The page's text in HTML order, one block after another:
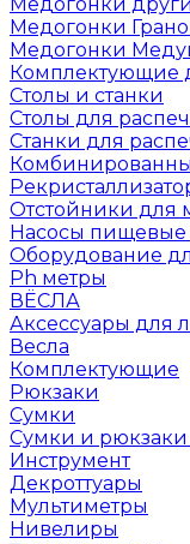
Медогонки
Медогонки
Комплектующие
Столы и станки
Столы для
Станки для
Отстойники для
Насосы пищевые
Оборудование
Ph метры
ВЁСЛА
Аксессуары для
Весла
Комплектующие
Рюкзаки
Сумки
Сумки и рюкзаки
Инструмент
Декроттуары
Мультиметры
Нивелиры